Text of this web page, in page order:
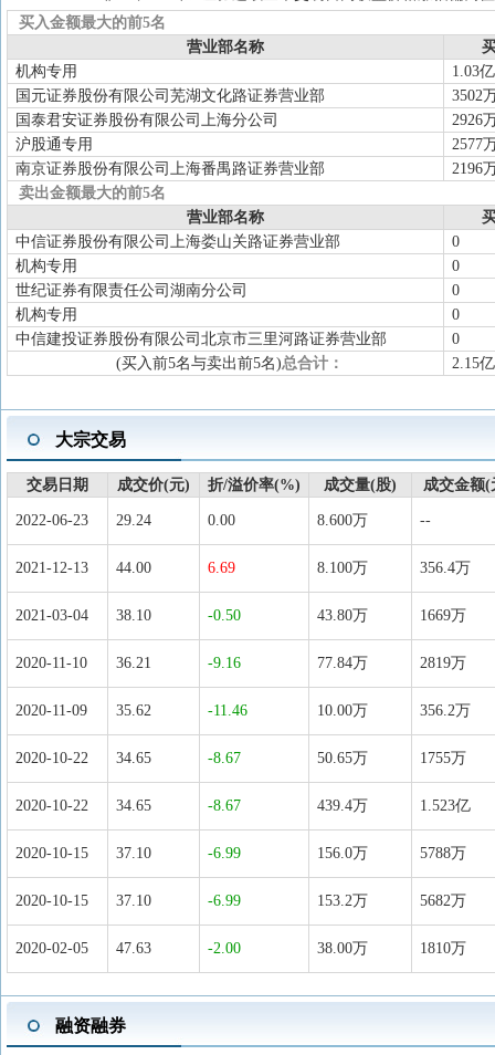
买入金额最大的前5名
营业部名称
机构专用
1.03亿
国元证券股份有限公司芜湖文化路证券营业部
3502
国泰君安证券股份有限公司上海分公司
2926
沪股通专用
2577
南京证券股份有限公司上海番禺路证券营业部
2196
卖出金额最大的前5名
营业部名称
中信证券股份有限公司上海娄山关路证券营业部
0
机构专用
0
世纪证券有限责任公司湖南分公司
0
机构专用
0
中信建投证券股份有限公司北京市三里河路证券营业部
0
(买入前5名与卖出前5名)总合计： 2.15亿
大宗交易
交易日期 成交价(元) 折/溢价率(%) 成交量(股) 成交金额(
2022-06-23 29.24 0.00 8.600万 --
2021-12-13 44.00 6.69 8.100万 356.4万
2021-03-04 38.10 -0.50 43.80万 1669万
2020-11-10 36.21 -9.16 77.84万 2819万
2020-11-09 35.62 -11.46 10.00万 356.2万
2020-10-22 34.65 -8.67 50.65万 1755万
2020-10-22 34.65 -8.67 439.4万 1.523亿
2020-10-15 37.10 -6.99 156.0万 5788万
2020-10-15 37.10 -6.99 153.2万 5682万
2020-02-05 47.63 -2.00 38.00万 1810万
融资融券